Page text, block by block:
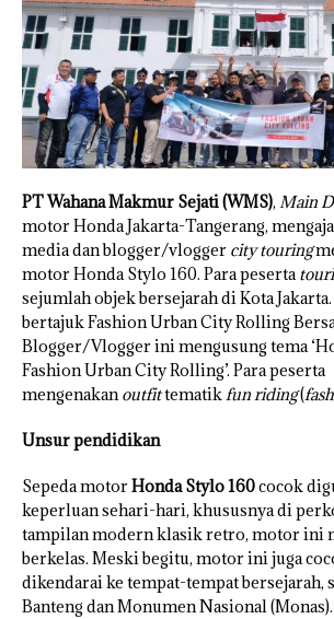
PT Wahana Makmur Sejati (WMS), Main
motor Honda Jakarta-Tangerang,
media dan blogger/vlogger city touring
motor Honda Stylo 160. Para peserta
sejumlah objek bersejarah di Kota
bertajuk Fashion Urban City Rolling
Blogger/Vlogger ini mengusung tema
Fashion Urban City Rolling’. Para peserta
mengenakanoutfittematikfun riding(
Unsur pendidikan
Sepeda motorHonda Stylo 160cocok
keperluan sehari-hari, khususnya di
tampilan modern klasik retro, motor ini
berkelas. Meski begitu, motor ini juga
dikendarai ke tempat-tempat bersejarah,
Banteng dan Monumen Nasional (Monas).